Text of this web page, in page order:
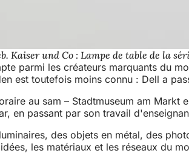
Kaiser und Co : Lampe de table de la
parmi les créateurs marquants du
est toutefois moins connu : Dell a
au sam – Stadtmuseum am
en passant par son travail
des objets en métal, des
les matériaux et les réseaux du